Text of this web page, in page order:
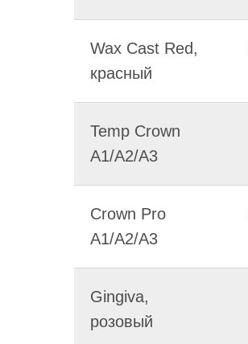
Wax Cast Red,
красный
Temp Crown
A1/A2/A3
Crown Pro
A1/A2/A3
Gingiva,
розовый